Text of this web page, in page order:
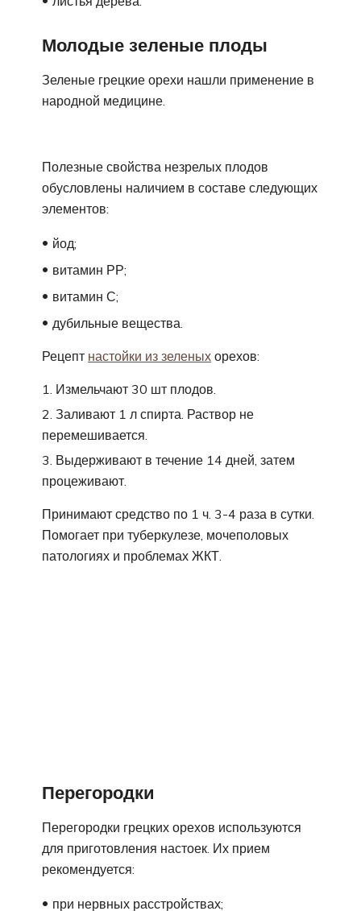
Молодые зеленые плоды
Зеленые грецкие орехи нашли применение в
народной медицине.
Полезные свойства незрелых плодов
обусловлены наличием в составе следующих
элементов:
йод;
витамин РР;
витамин С;
дубильные вещества.
Рецепт настойки из зеленых орехов:
Измельчают 30 шт плодов.
Заливают 1 л спирта. Раствор не
перемешивается.
Выдерживают в течение 14 дней, затем
процеживают.
Принимают средство по 1 ч. 3-4 раза в сутки.
Помогает при туберкулезе, мочеполовых
патологиях и проблемах ЖКТ.
Перегородки
Перегородки грецких орехов используются
для приготовления настоек. Их прием
рекомендуется:
при нервных расстройствах;